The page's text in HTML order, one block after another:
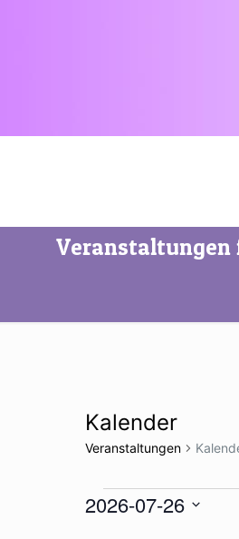
Veranstaltungen
Kalender
Veranstaltungen
2026-07-26